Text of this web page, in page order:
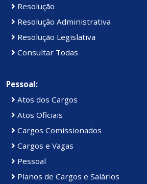
Resolução
Resolução Administrativa
Resolução Legislativa
Consultar Todas
Pessoal:
Atos dos Cargos
Atos Oficiais
Cargos Comissionados
Cargos e Vagas
Pessoal
Planos de Cargos e Salários